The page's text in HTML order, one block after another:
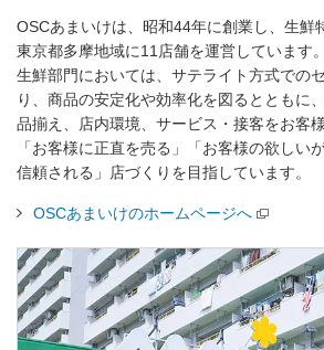
OSCあまいけは、昭和44年に創業し、生鮮
東京都多摩地域に11店舗を運営しています。
生鮮部門においては、サテライト方式での
り、商品の安定化や効率化を図るとともに
品揃え、店内環境、サービス・接客をお客
「お客様に正直を売る」「お客様の欲しい
信頼される」店づくりを目指しています。
OSCあまいけのホームページへ